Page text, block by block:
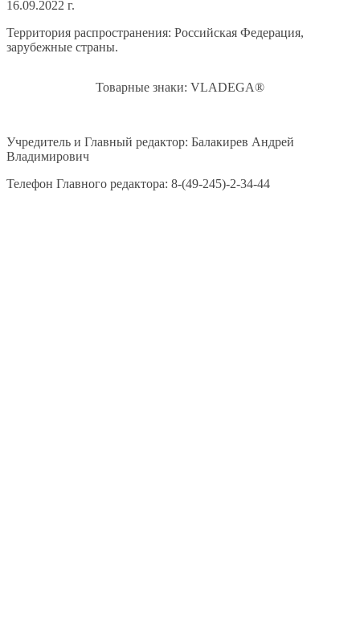
16.09.2022 г.
Территория распространения: Российская Федерация,
зарубежные страны.
Товарные знаки: VLADEGA®
Учредитель и Главный редактор: Балакирев Андрей
Владимирович
Телефон Главного редактора: 8-(49-245)-2-34-44